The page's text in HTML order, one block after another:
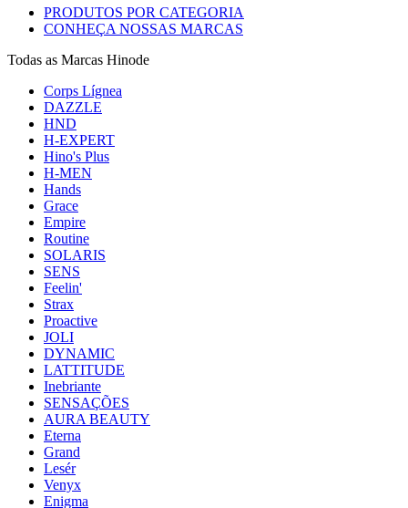
PRODUTOS POR CATEGORIA
CONHEÇA NOSSAS MARCAS
Todas as Marcas Hinode
Corps Lígnea
DAZZLE
HND
H-EXPERT
Hino's Plus
H-MEN
Hands
Grace
Empire
Routine
SOLARIS
SENS
Feelin'
Strax
Proactive
JOLI
DYNAMIC
LATTITUDE
Inebriante
SENSAÇÕES
AURA BEAUTY
Eterna
Grand
Lesér
Venyx
Enigma